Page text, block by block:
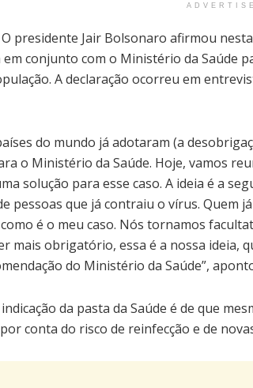
presidente Jair Bolsonaro afirmou
em conjunto com o Ministério da Saúde
A declaração ocorreu em
do mundo já adotaram (a
o Ministério da Saúde. Hoje, vamos
solução para esse caso. A ideia é a
pessoas que já contraiu o vírus. Quem
é o meu caso. Nós tornamos
mais obrigatório, essa é a nossa ideia,
do Ministério da Saúde”,
da pasta da Saúde é de que
conta do risco de reinfecção e de